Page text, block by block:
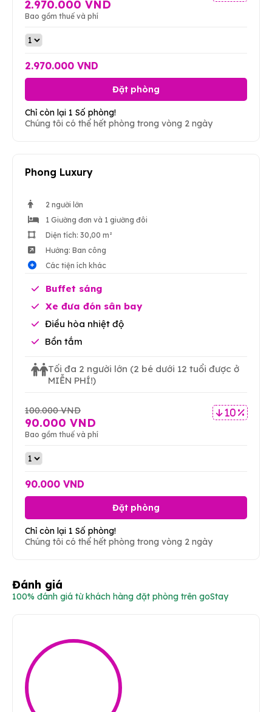
2.970.000 VND
Bao gồm thuế và phí
2.970.000 VND
Đặt phòng
Chỉ còn lại 1 Số phòng!
Chúng tôi có thể hết phòng trong vòng 2 ngày
Phong Luxury
2 người lớn
1 Giường đơn và 1 giường đôi
Diện tích: 30,00 m²
Hướng: Ban công
Các tiện ích khác
Buffet sáng
Xe đưa đón sân bay
Điều hòa nhiệt độ
Bồn tắm
Tối đa 2 người lớn (2 bé dưới 12 tuổi được ở
MIỄN PHÍ!)
10 %
100.000 VND
90.000 VND
Bao gồm thuế và phí
90.000 VND
Đặt phòng
Chỉ còn lại 1 Số phòng!
Chúng tôi có thể hết phòng trong vòng 2 ngày
Đánh giá
100% đánh giá từ khách hàng đặt phòng trên goStay